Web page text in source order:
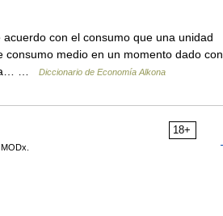
con el consumo que una unidad
medio en un momento dado con
la… …
Diccionario de Economía Alkona
18+